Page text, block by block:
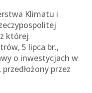
Klimatu i
której
5 lipca br.,
o inwestycjach w
przez